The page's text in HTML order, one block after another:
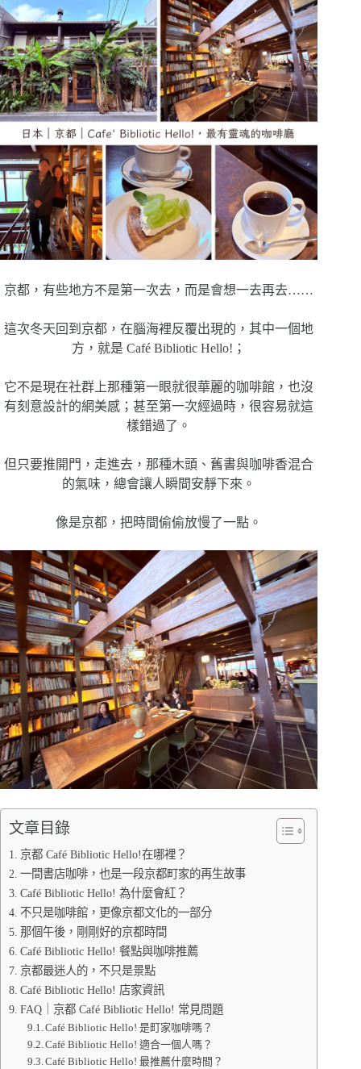
京都，有些地方不是第一次去，而是會想一去再去……
這次冬天回到京都，在腦海裡反覆出現的，其中一個地
方，就是 Café Bibliotic Hello!；
它不是現在社群上那種第一眼就很華麗的咖啡館，也沒
有刻意設計的網美感；甚至第一次經過時，很容易就這
樣錯過了。
但只要推開門，走進去，那種木頭、舊書與咖啡香混合
的氣味，總會讓人瞬間安靜下來。
像是京都，把時間偷偷放慢了一點。
文章目錄
京都 Café Bibliotic Hello!在哪裡？
一間書店咖啡，也是一段京都町家的再生故事
Café Bibliotic Hello! 為什麼會紅？
不只是咖啡館，更像京都文化的一部分
那個午後，剛剛好的京都時間
Café Bibliotic Hello! 餐點與咖啡推薦
京都最迷人的，不只是景點
Café Bibliotic Hello! 店家資訊
FAQ｜京都 Café Bibliotic Hello! 常見問題
Café Bibliotic Hello! 是町家咖啡嗎？
Café Bibliotic Hello! 適合一個人嗎？
Café Bibliotic Hello! 最推薦什麼時間？